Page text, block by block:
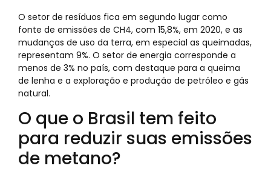
O setor de resíduos fica em segundo lugar como
fonte de emissões de CH4, com 15,8%, em 2020, e as
mudanças de uso da terra, em especial as queimadas,
representam 9%. O setor de energia corresponde a
menos de 3% no país, com destaque para a queima
de lenha e a exploração e produção de petróleo e gás
natural.
O que o Brasil tem feito
para reduzir suas emissões
de metano?